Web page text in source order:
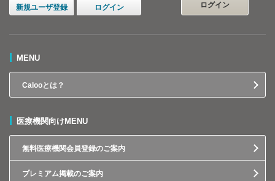
新規ユーザ登録 ログイン
ログイン
MENU
Calooとは？
医療機関向けMENU
無料医療機関会員登録のご案内
プレミアム掲載のご案内